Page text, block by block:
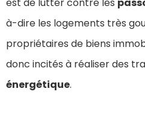
est de lutter contre les
à-dire les logements très
propriétaires de biens
donc incités à réaliser des
énergétique.